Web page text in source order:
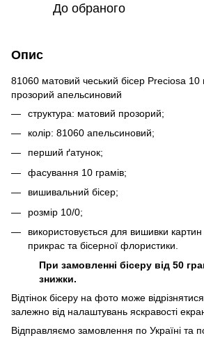
До обраного
Опис
81060 матовий чеський бісер Preciosa 10
прозорий апельсиновий
структура: матовий прозорий;
колір: 81060 апельсиновий;
перший ґатунок;
фасування 10 грамів;
вишивальний бісер;
розмір 10/0;
використовується для вишивки картин
прикрас та бісерної флористики.
При замовленні бісеру від 50
знижки.
Відтінок бісеру на фото може
залежно від налаштувань яскравості
Відправляємо замовлення по Україні та